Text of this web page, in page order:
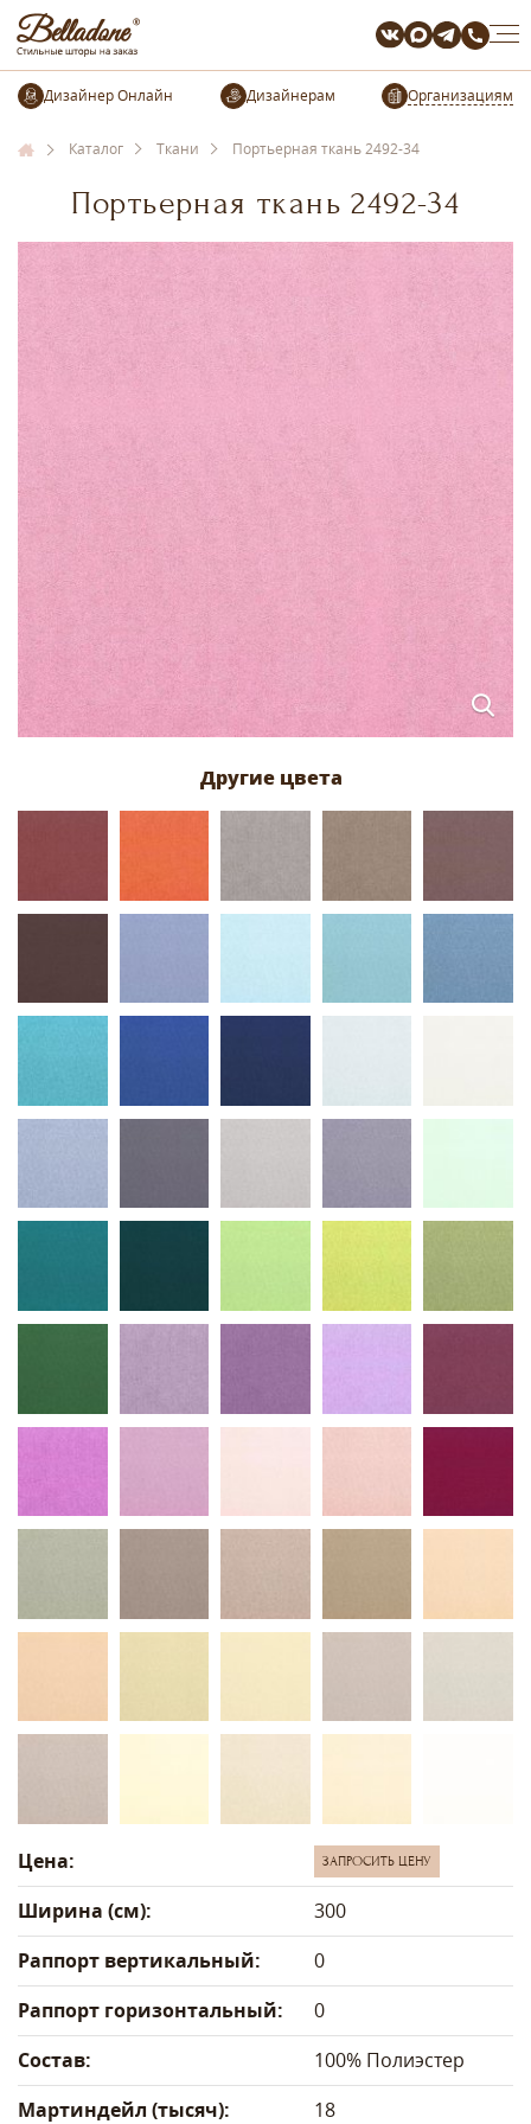
Организациям
Каталог Ткани Портьерная ткань 2492-34
Портьерная ткань 2492-34
Цена: ЗАПРОСИТЬ ЦЕНУ
Ширина (см):
300
Раппорт вертикальный:
0
Раппорт горизонтальный:
0
Состав:
100% Полиэстер
Мартиндейл (тысяч):
18